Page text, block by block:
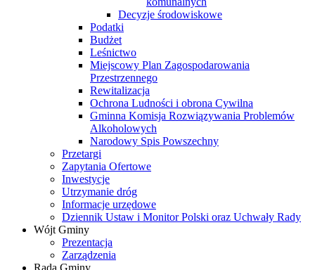
Decyzje środowiskowe
Podatki
Budżet
Leśnictwo
Miejscowy Plan Zagospodarowania
Przestrzennego
Rewitalizacja
Ochrona Ludności i obrona Cywilna
Gminna Komisja Rozwiązywania Problemów
Alkoholowych
Narodowy Spis Powszechny
Przetargi
Zapytania Ofertowe
Inwestycje
Utrzymanie dróg
Informacje urzędowe
Dziennik Ustaw i Monitor Polski oraz Uchwały Rady
Wójt Gminy
Prezentacja
Zarządzenia